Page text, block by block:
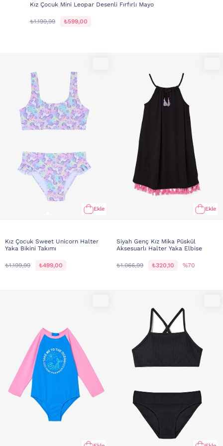
Kız Çocuk Mini Leopar Desenli Fırfırlı Mayo
₺1.199,99 ₺599,00
Ekle
Kız Çocuk Sweet Unicorn Halter
Yaka Bikini Takımı
₺1.199,99 ₺499,00
Ekle
Siyah Genç Kız Mika Püskül
Aksesuarlı Halter Yaka Elbise
₺1.066,99 ₺320,10 %70